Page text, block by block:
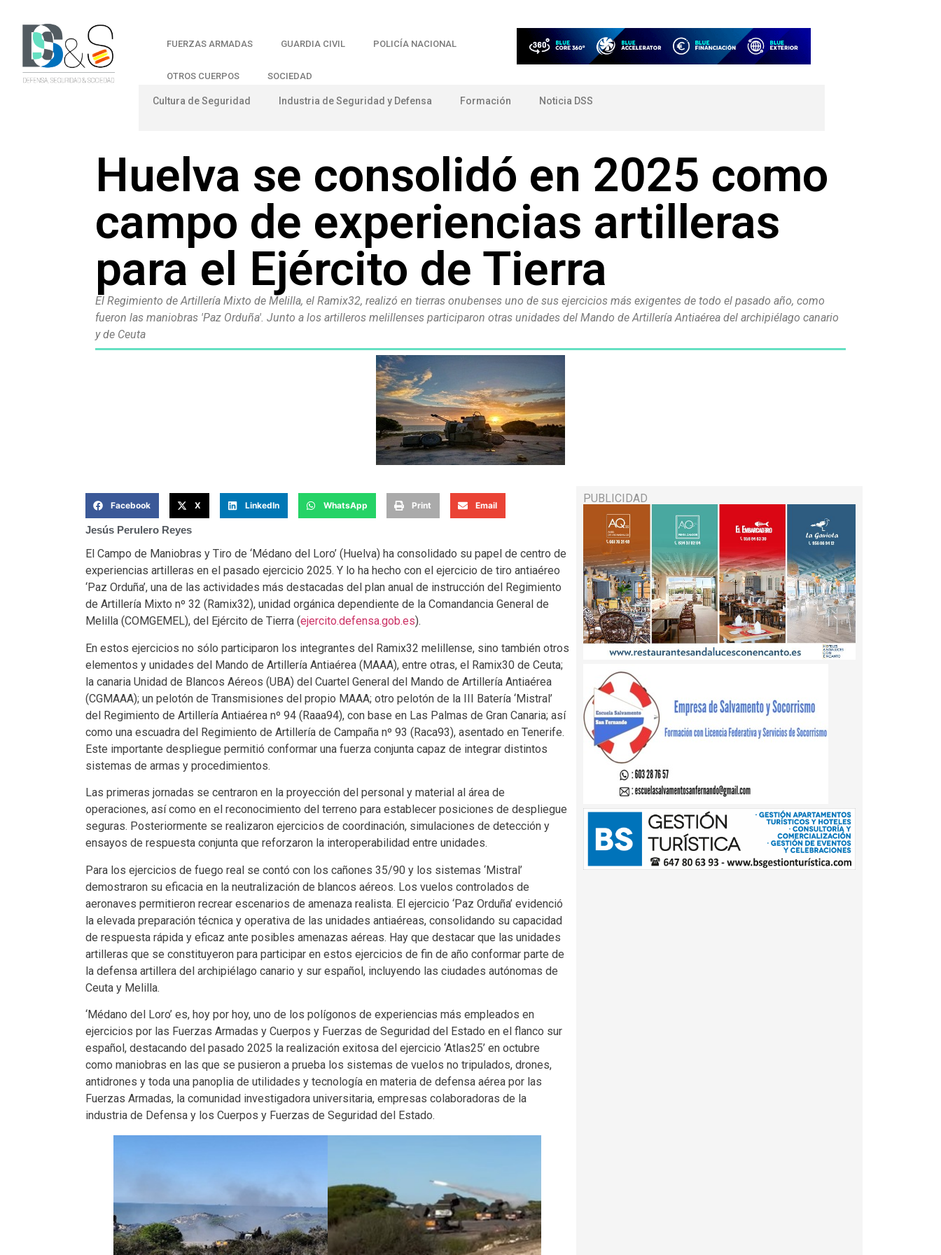
FUERZAS ARMADAS GUARDIA CIVIL POLICÍA NACIONAL
OTROS CUERPOS SOCIEDAD
Cultura de Seguridad Industria de Seguridad y Defensa Formación Noticia DSS
Huelva se consolidó en 2025 como
campo de experiencias artilleras
para el Ejército de Tierra
El Regimiento de Artillería Mixto de Melilla, el Ramix32, realizó en tierras onubenses uno de sus ejercicios más exigentes de todo el pasado año, como
fueron las maniobras 'Paz Orduña'. Junto a los artilleros melillenses participaron otras unidades del Mando de Artillería Antiaérea del archipiélago canario
y de Ceuta
Facebook X LinkedIn WhatsApp Print Email
Jesús Perulero Reyes
El Campo de Maniobras y Tiro de ‘Médano del Loro’ (Huelva) ha consolidado su papel de centro de
experiencias artilleras en el pasado ejercicio 2025. Y lo ha hecho con el ejercicio de tiro antiaéreo
‘Paz Orduña’, una de las actividades más destacadas del plan anual de instrucción del Regimiento
de Artillería Mixto nº 32 (Ramix32), unidad orgánica dependiente de la Comandancia General de
Melilla (COMGEMEL), del Ejército de Tierra (ejercito.defensa.gob.es).
En estos ejercicios no sólo participaron los integrantes del Ramix32 melillense, sino también otros
elementos y unidades del Mando de Artillería Antiaérea (MAAA), entre otras, el Ramix30 de Ceuta;
la canaria Unidad de Blancos Aéreos (UBA) del Cuartel General del Mando de Artillería Antiaérea
(CGMAAA); un pelotón de Transmisiones del propio MAAA; otro pelotón de la III Batería ‘Mistral’
del Regimiento de Artillería Antiaérea nº 94 (Raaa94), con base en Las Palmas de Gran Canaria; así
como una escuadra del Regimiento de Artillería de Campaña nº 93 (Raca93), asentado en Tenerife.
Este importante despliegue permitió conformar una fuerza conjunta capaz de integrar distintos
sistemas de armas y procedimientos.
Las primeras jornadas se centraron en la proyección del personal y material al área de
operaciones, así como en el reconocimiento del terreno para establecer posiciones de despliegue
seguras. Posteriormente se realizaron ejercicios de coordinación, simulaciones de detección y
ensayos de respuesta conjunta que reforzaron la interoperabilidad entre unidades.
Para los ejercicios de fuego real se contó con los cañones 35/90 y los sistemas ‘Mistral’
demostraron su eficacia en la neutralización de blancos aéreos. Los vuelos controlados de
aeronaves permitieron recrear escenarios de amenaza realista. El ejercicio ‘Paz Orduña’ evidenció
la elevada preparación técnica y operativa de las unidades antiaéreas, consolidando su capacidad
de respuesta rápida y eficaz ante posibles amenazas aéreas. Hay que destacar que las unidades
artilleras que se constituyeron para participar en estos ejercicios de fin de año conformar parte de
la defensa artillera del archipiélago canario y sur español, incluyendo las ciudades autónomas de
Ceuta y Melilla.
‘Médano del Loro’ es, hoy por hoy, uno de los polígonos de experiencias más empleados en
ejercicios por las Fuerzas Armadas y Cuerpos y Fuerzas de Seguridad del Estado en el flanco sur
español, destacando del pasado 2025 la realización exitosa del ejercicio ‘Atlas25’ en octubre
como maniobras en las que se pusieron a prueba los sistemas de vuelos no tripulados, drones,
antidrones y toda una panoplia de utilidades y tecnología en materia de defensa aérea por las
Fuerzas Armadas, la comunidad investigadora universitaria, empresas colaboradoras de la
industria de Defensa y los Cuerpos y Fuerzas de Seguridad del Estado.
PUBLICIDAD